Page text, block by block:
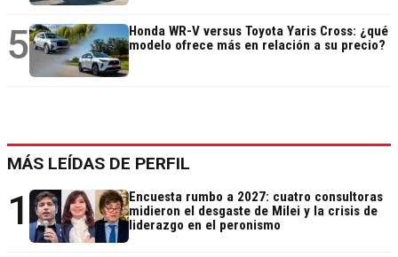
5
Honda WR-V versus Toyota Yaris Cross: ¿qué
modelo ofrece más en relación a su precio?
MÁS LEÍDAS DE PERFIL
1
Encuesta rumbo a 2027: cuatro consultoras
midieron el desgaste de Milei y la crisis de
liderazgo en el peronismo